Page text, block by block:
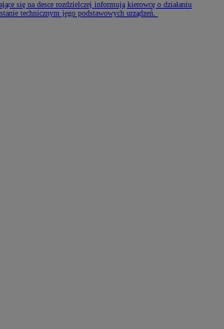
się na desce rozdzielczej informują kierowcę o działaniu
technicznym jego podstawowych urządzeń.